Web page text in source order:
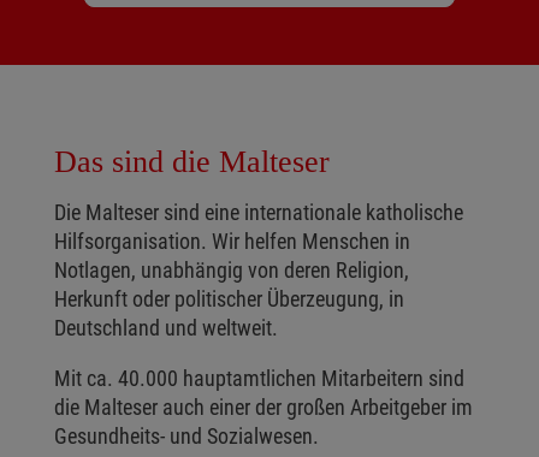
Das sind die Malteser
Die Malteser sind eine internationale katholische
Hilfsorganisation. Wir helfen Menschen in
Notlagen, unabhängig von deren Religion,
Herkunft oder politischer Überzeugung, in
Deutschland und weltweit.
Mit ca. 40.000 hauptamtlichen Mitarbeitern sind
die Malteser auch einer der großen Arbeitgeber im
Gesundheits- und Sozialwesen.